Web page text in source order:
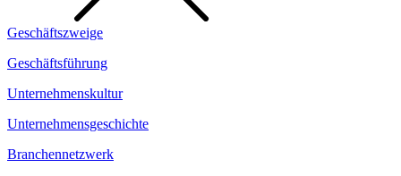
Geschäftszweige
Geschäftsführung
Unternehmenskultur
Unternehmensgeschichte
Branchennetzwerk